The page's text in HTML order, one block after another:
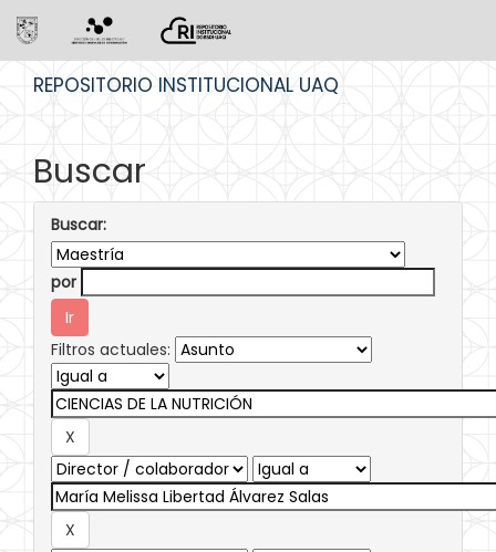
REPOSITORIO INSTITUCIONAL UAQ
Buscar
Buscar:
por
Filtros actuales: